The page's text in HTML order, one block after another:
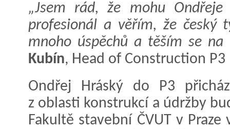
„Jsem rád, že mohu
profesionál a věřím, že český
mnoho úspěchů a těším se na
Kubín, Head of Construction P3
Ondřej Hráský do P3
z oblasti konstrukcí a údržby
Fakultě stavební ČVUT v